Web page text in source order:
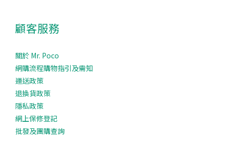
顧客服務
關於 Mr. Poco
網購流程購物指引及需知
運送政策
退換貨政策
隱私政策
網上保修登記
批發及團購查詢